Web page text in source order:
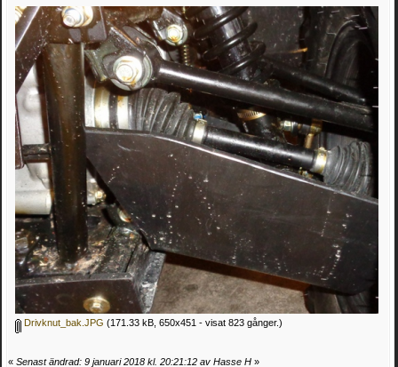
Drivknut_bak.JPG (171.33 kB, 650x451 - visat 823 gånger.)
« Senast ändrad: 9 januari 2018 kl. 20:21:12 av Hasse H »